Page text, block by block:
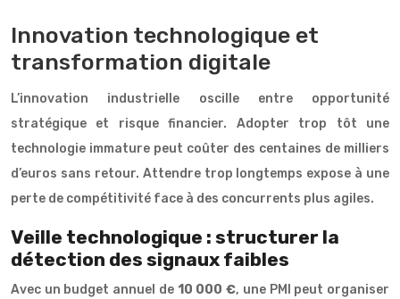
Innovation technologique et
transformation digitale
L’innovation industrielle oscille entre opportunité
stratégique et risque financier. Adopter trop tôt une
technologie immature peut coûter des centaines de milliers
d’euros sans retour. Attendre trop longtemps expose à une
perte de compétitivité face à des concurrents plus agiles.
Veille technologique : structurer la
détection des signaux faibles
Avec un budget annuel de 10 000 €, une PMI peut organiser